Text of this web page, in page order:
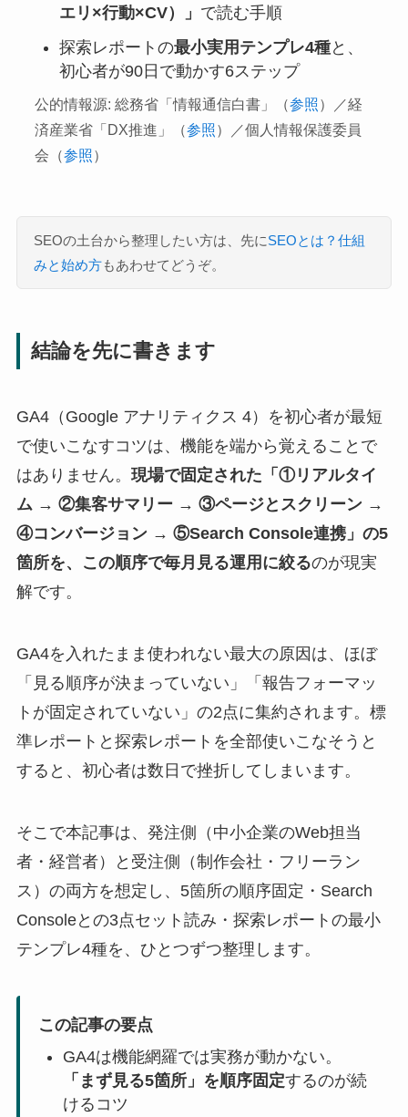
エリ×行動×CV）」 で読む手順
探索レポートの最小実用テンプレ4種と、
初心者が90日で動かす6ステップ
公的情報源: 総務省「情報通信白書」（参照）／経
済産業省「DX推進」（参照）／個人情報保護委員
会（参照）
SEOの土台から整理したい方は、先にSEOとは？仕組
みと始め方もあわせてどうぞ。
結論を先に書きます
GA4（Google アナリティクス 4）を初心者が最短
で使いこなすコツは、機能を端から覚えることで
はありません。 現場で固定された「①リアルタイ
ム → ②集客サマリー → ③ページとスクリーン →
④コンバージョン → ⑤Search Console連携」の5
箇所を、この順序で毎月見る運用に絞るのが現実
解です。
GA4を入れたまま使われない最大の原因は、ほぼ
「見る順序が決まっていない」「報告フォーマッ
トが固定されていない」の2点に集約されます。標
準レポートと探索レポートを全部使いこなそうと
すると、初心者は数日で挫折してしまいます。
そこで本記事は、発注側（中小企業のWeb担当
者・経営者）と受注側（制作会社・フリーラン
ス）の両方を想定し、5箇所の順序固定・Search
Consoleとの3点セット読み・探索レポートの最小
テンプレ4種を、ひとつずつ整理します。
この記事の要点
GA4は機能網羅では実務が動かない。
「まず見る5箇所」を順序固定するのが続
けるコツ